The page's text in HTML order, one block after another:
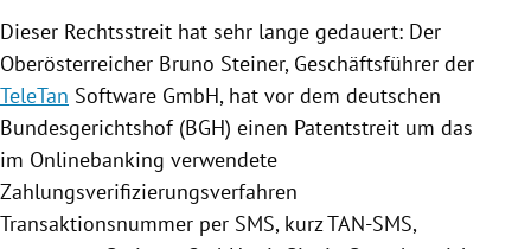
Dieser Rechtsstreit hat sehr lange gedauert: Der
Oberösterreicher Bruno Steiner, Geschäftsführer der
TeleTan Software GmbH, hat vor dem deutschen
Bundesgerichtshof(BGH) einen Patentstreit um das
im Onlinebanking verwendete
Zahlungsverifizierungsverfahren
Transaktionsnummer per SMS, kurz TAN-SMS,